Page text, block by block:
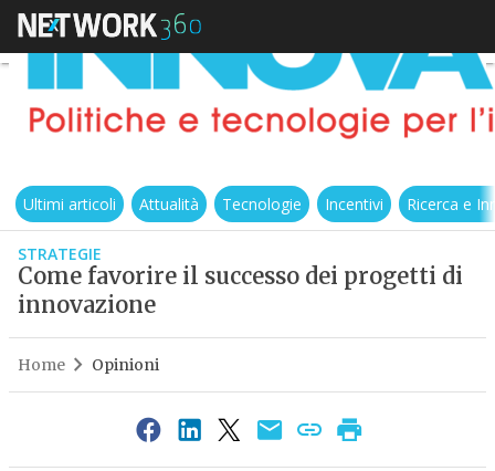
Ultimi articoli Attualità Tecnologie Incentivi Ricerca e
STRATEGIE
Come favorire il successo dei progetti di
innovazione
Home Opinioni